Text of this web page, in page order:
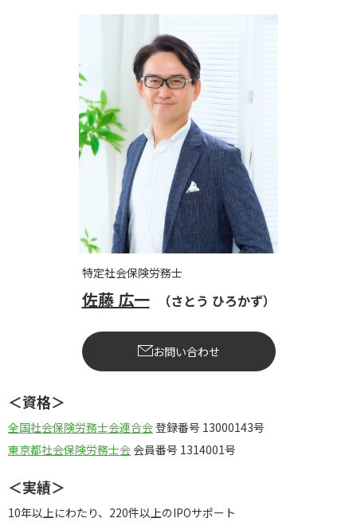
特定社会保険労務士
佐藤 広一 （さとう ひろかず）
お問い合わせ
＜資格＞
全国社会保険労務士会連合会登録番号 13000143号
東京都社会保険労務士会 会員番号 1314001号
＜実績＞
10年以上にわたり、220件以上のIPOサポート